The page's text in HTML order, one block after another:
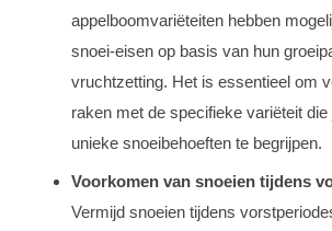
appelboomvariëteiten hebben
snoei-eisen op basis van hun
vruchtzetting. Het is essentieel om
raken met de specifieke variëteit die
unieke snoeibehoeften te begrijpen.
Voorkomen van snoeien tijdens
Vermijd snoeien tijdens